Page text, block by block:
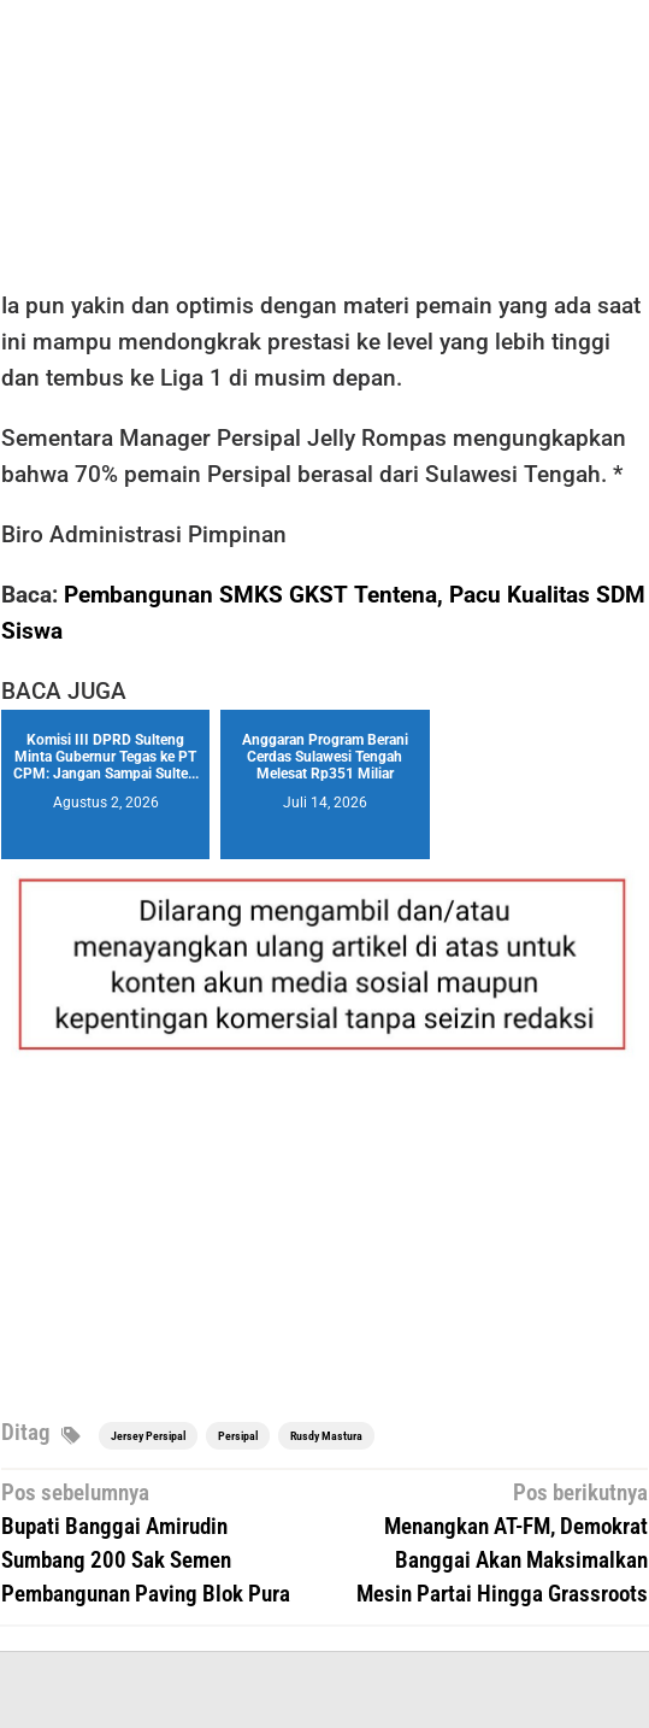
Ia pun yakin dan optimis dengan materi pemain yang ada saat
ini mampu mendongkrak prestasi ke level yang lebih tinggi
dan tembus ke Liga 1 di musim depan.
Sementara Manager Persipal Jelly Rompas mengungkapkan
bahwa 70% pemain Persipal berasal dari Sulawesi Tengah. *
Biro Administrasi Pimpinan
Baca: Pembangunan SMKS GKST Tentena, Pacu Kualitas SDM
Siswa
BACA JUGA
Komisi III DPRD Sulteng
Minta Gubernur Tegas ke PT
CPM: Jangan Sampai Sulte...
Agustus 2, 2026
Anggaran Program Berani
Cerdas Sulawesi Tengah
Melesat Rp351 Miliar
Juli 14, 2026
Ditag Jersey Persipal Persipal Rusdy Mastura
Navigasi
Pos sebelumnya
Bupati Banggai Amirudin
Sumbang 200 Sak Semen
Pembangunan Paving Blok Pura
Pos berikutnya
Menangkan AT-FM, Demokrat
Banggai Akan Maksimalkan
Mesin Partai Hingga Grassroots